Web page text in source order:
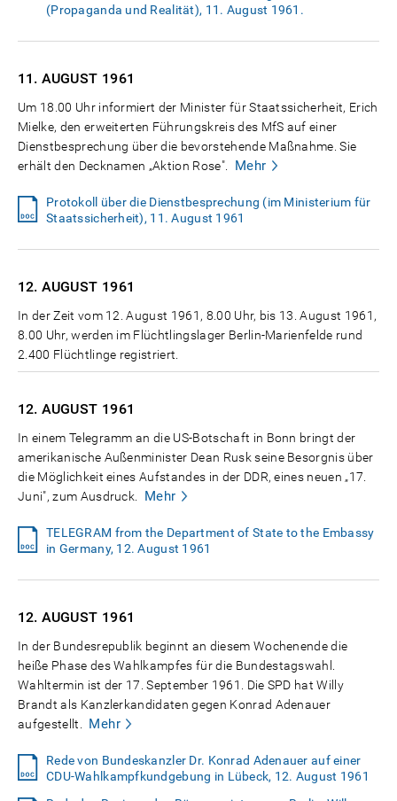
(Propaganda und Realität), 11. August 1961.
11. AUGUST 1961
Um 18.00 Uhr informiert der Minister für Staatssicherheit, Erich
Mielke, den erweiterten Führungskreis des MfS auf einer
Dienstbesprechung über die bevorstehende Maßnahme. Sie
erhält den Decknamen „Aktion Rose".
Mehr
Protokoll über die Dienstbesprechung (im Ministerium für
Staatssicherheit), 11. August 1961
12. AUGUST 1961
In der Zeit vom 12. August 1961, 8.00 Uhr, bis 13. August 1961,
8.00 Uhr, werden im Flüchtlingslager Berlin-Marienfelde rund
2.400 Flüchtlinge registriert.
12. AUGUST 1961
In einem Telegramm an die US-Botschaft in Bonn bringt der
amerikanische Außenminister Dean Rusk seine Besorgnis über
die Möglichkeit eines Aufstandes in der DDR, eines neuen „17.
Juni", zum Ausdruck.
Mehr
TELEGRAM from the Department of State to the Embassy
in Germany, 12. August 1961
12. AUGUST 1961
In der Bundesrepublik beginnt an diesem Wochenende die
heiße Phase des Wahlkampfes für die Bundestagswahl.
Wahltermin ist der 17. September 1961. Die SPD hat Willy
Brandt als Kanzlerkandidaten gegen Konrad Adenauer
aufgestellt.
Mehr
Rede von Bundeskanzler Dr. Konrad Adenauer auf einer
CDU-Wahlkampfkundgebung in Lübeck, 12. August 1961